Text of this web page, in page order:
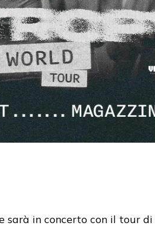
sarà in concerto con il tour di